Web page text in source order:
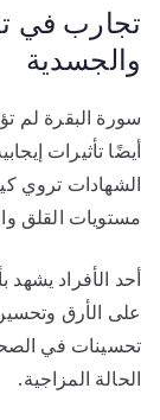
تجارب في
والجسدية
سورة البقرة لم
أيضًا تأثيرات
الشهادات تروي
مستويات القلق
أحد الأفراد
على الأرق
تحسينات في
الحالة المزاجية.